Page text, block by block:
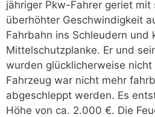
jähriger Pkw-Fahrer geriet mit
überhöhter Geschwindigkeit
Fahrbahn ins Schleudern und
Mittelschutzplanke. Er und
wurden glücklicherweise nicht
Fahrzeug war nicht mehr
abgeschleppt werden. Es
Höhe von ca. 2.000 €. Die